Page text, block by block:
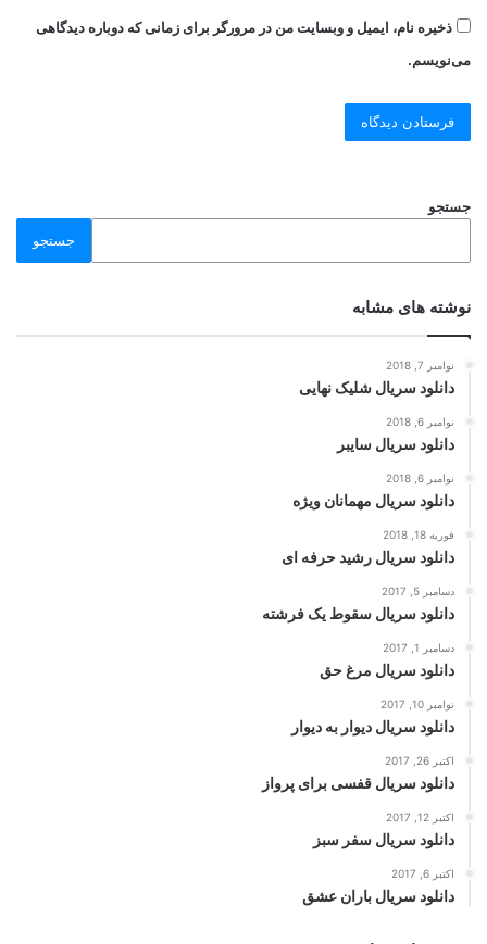
ذخیره نام، ایمیل و وبسایت من در مرورگر برای زمانی که دوباره دیدگاهی
می‌نویسم.
جستجو
جستجو
نوشته های مشابه
نوامبر 7, 2018
دانلود سریال شلیک نهایی
نوامبر 6, 2018
دانلود سریال سایبر
نوامبر 6, 2018
دانلود سریال مهمانان ویژه
فوریه 18, 2018
دانلود سریال رشید حرفه ای
دسامبر 5, 2017
دانلود سریال سقوط یک فرشته
دسامبر 1, 2017
دانلود سریال مرغ حق
نوامبر 10, 2017
دانلود سریال دیوار به دیوار
اکتبر 26, 2017
دانلود سریال قفسی برای پرواز
اکتبر 12, 2017
دانلود سریال سفر سبز
اکتبر 6, 2017
دانلود سریال باران عشق